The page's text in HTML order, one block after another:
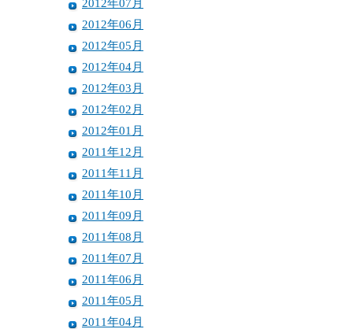
2012年07月
2012年06月
2012年05月
2012年04月
2012年03月
2012年02月
2012年01月
2011年12月
2011年11月
2011年10月
2011年09月
2011年08月
2011年07月
2011年06月
2011年05月
2011年04月